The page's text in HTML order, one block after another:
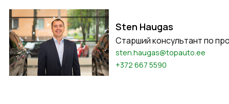
Sten Haugas
Старший консультант по
sten.haugas@topauto.ee
+372 667 5590